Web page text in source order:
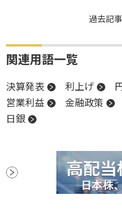
過去記
関連用語一覧
決算発表 利上げ
営業利益
金融政策
日銀